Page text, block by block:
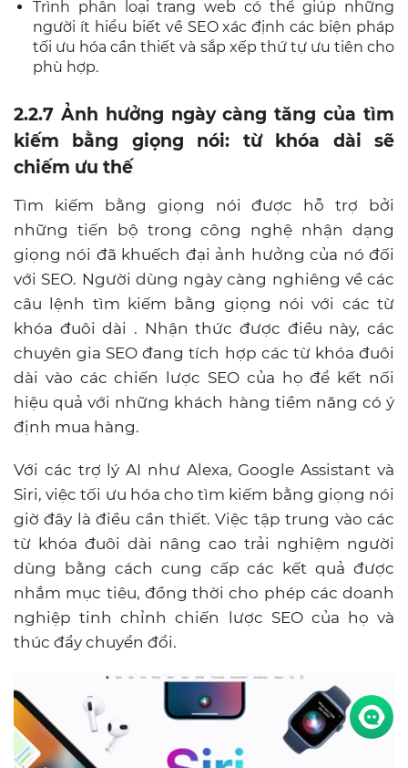
Trình phân loại trang web có thể giúp những
người ít hiểu biết về SEO xác định các biện pháp
tối ưu hóa cần thiết và sắp xếp thứ tự ưu tiên cho
phù hợp.
2.2.7 Ảnh hưởng ngày càng tăng của tìm
kiếm bằng giọng nói: từ khóa dài sẽ
chiếm ưu thế
Tìm kiếm bằng giọng nói được hỗ trợ bởi
những tiến bộ trong công nghệ nhận dạng
giọng nói đã khuếch đại ảnh hưởng của nó đối
với SEO. Người dùng ngày càng nghiêng về các
câu lệnh tìm kiếm bằng giọng nói với các từ
khóa đuôi dài . Nhận thức được điều này, các
chuyên gia SEO đang tích hợp các từ khóa đuôi
dài vào các chiến lược SEO của họ để kết nối
hiệu quả với những khách hàng tiềm năng có ý
định mua hàng.
Với các trợ lý AI như Alexa, Google Assistant và
Siri, việc tối ưu hóa cho tìm kiếm bằng giọng nói
giờ đây là điều cần thiết. Việc tập trung vào các
từ khóa đuôi dài nâng cao trải nghiệm người
dùng bằng cách cung cấp các kết quả được
nhắm mục tiêu, đồng thời cho phép các doanh
nghiệp tinh chỉnh chiến lược SEO của họ và
thúc đẩy chuyển đổi.